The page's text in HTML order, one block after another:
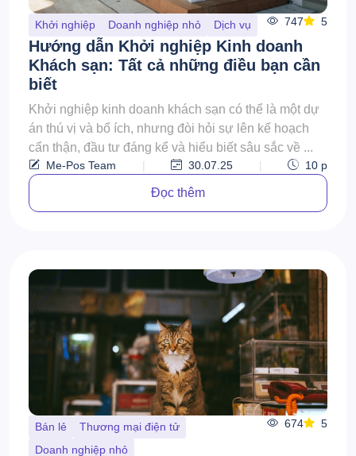
Khởi nghiệp Doanh nghiệp nhỏ Dịch vụ 747 5
Hướng dẫn Khởi nghiệp Kinh doanh
Khách sạn: Tất cả những điều bạn cần
biết
Khởi nghiệp kinh doanh khách sạn có thể là một dự
án thú vị và bổ ích, nhưng đòi hỏi sự lên kế hoạch
cẩn thận, đầu tư đáng kể và hiểu biết sâu sắc về ...
Me-Pos Team | 30.07.25 | 10 p
Đọc thêm
Bán lẻ
Thương mại điện tử
Doanh nghiệp nhỏ
674 5